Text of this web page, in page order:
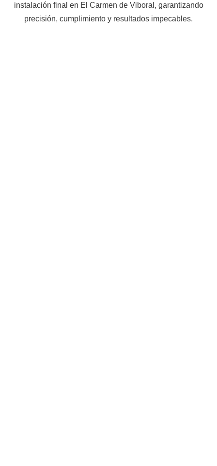
instalación final en El Carmen de Viboral, garantizando
precisión, cumplimiento y resultados impecables.